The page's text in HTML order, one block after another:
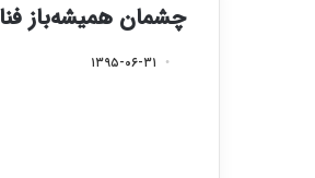
چشمان همیشه‌باز
۱۳۹۵-۰۶-۳۱